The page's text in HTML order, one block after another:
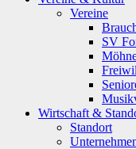
Vereine
SV
Wirtschaft &
Standort